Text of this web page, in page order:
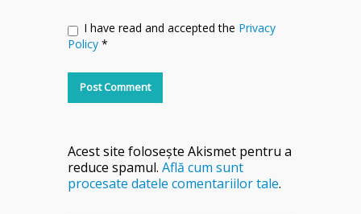
I have read and accepted the Privacy
Policy *
Acest site folosește Akismet pentru a
reduce spamul. Află cum sunt
procesate datele comentariilor tale.